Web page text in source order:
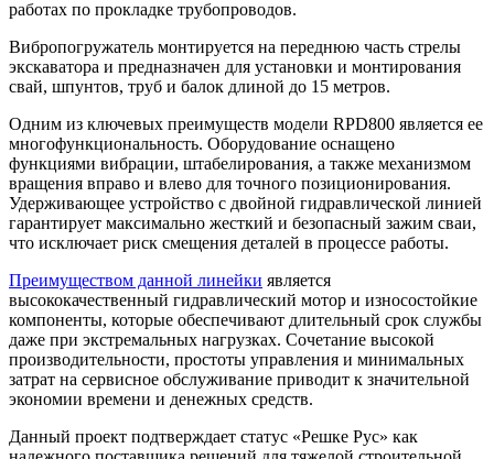
работах по прокладке трубопроводов.
Вибропогружатель монтируется на переднюю часть стрелы
экскаватора и предназначен для установки и монтирования
свай, шпунтов, труб и балок длиной до 15 метров.
Одним из ключевых преимуществ модели RPD800 является ее
многофункциональность. Оборудование оснащено
функциями вибрации, штабелирования, а также механизмом
вращения вправо и влево для точного позиционирования.
Удерживающее устройство с двойной гидравлической линией
гарантирует максимально жесткий и безопасный зажим сваи,
что исключает риск смещения деталей в процессе работы.
Преимуществом данной линейки является
высококачественный гидравлический мотор и износостойкие
компоненты, которые обеспечивают длительный срок службы
даже при экстремальных нагрузках. Сочетание высокой
производительности, простоты управления и минимальных
затрат на сервисное обслуживание приводит к значительной
экономии времени и денежных средств.
Данный проект подтверждает статус «Решке Рус» как